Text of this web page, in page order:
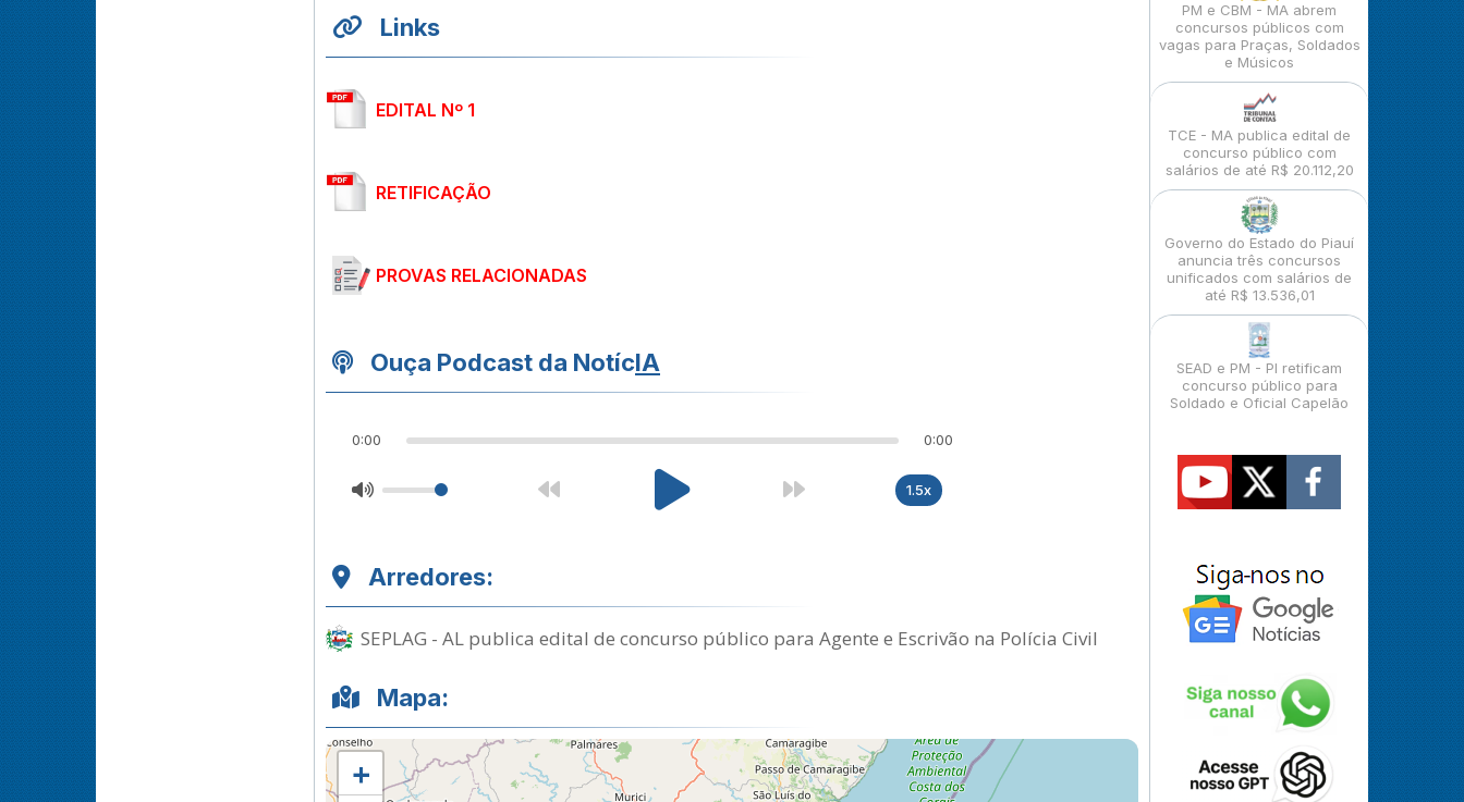
Links
EDITAL Nº 1
RETIFICAÇÃO
PROVAS RELACIONADAS
Ouça Podcast da NotícIA
0:00 0:00
1.5x
Arredores:
SEPLAG - AL publica edital de concurso público para Agente e Escrivão na Polícia Civil
Mapa:
+
PM e CBM - MA abrem
concursos públicos com
vagas para Praças, Soldados
e Músicos
TCE - MA publica edital de
concurso público com
salários de até R$ 20.112,20
Governo do Estado do Piauí
anuncia três concursos
unificados com salários de
até R$ 13.536,01
SEAD e PM - PI retificam
concurso público para
Soldado e Oficial Capelão